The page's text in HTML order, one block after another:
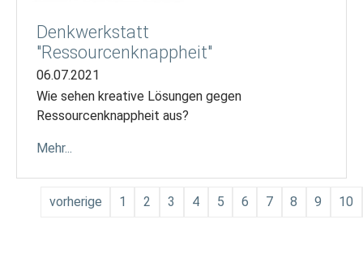
Denkwerkstatt
"Ressourcenknappheit"
06.07.2021
Wie sehen kreative Lösungen gegen
Ressourcenknappheit aus?
Mehr...
vorherige 1 2 3 4 5 6 7 8 9 10